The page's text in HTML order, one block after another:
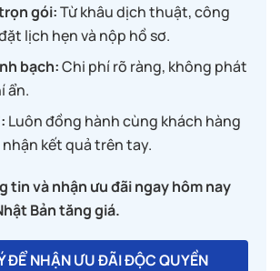
gói:Từ khâu dịch thuật, công
lịch hẹn và nộp hồ sơ.
bạch:Chi phí rõ ràng, không phát
ẩn.
Luôn đồng hành cùng khách hàng
kết quả trên tay.
tin và nhận ưu đãi ngay hôm nay
Bản tăng giá.
ĐỂ NHẬN ƯU ĐÃI ĐỘC QUYỀN